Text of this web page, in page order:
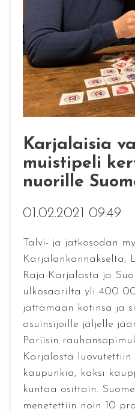
Karjalaisia
muistipeli
nuorille
01.02.2021 09:49
Talvi- ja jatkosodan
Karjalankannakselta,
Raja-Karjalasta ja
ulkosaarilta yli 400
jättämään kotinsa ja
asuinsijoille jäljelle
Pariisin
Karjalasta
kaupunkia, kaksi
kuntaa osittain.
menetettiin noin 10